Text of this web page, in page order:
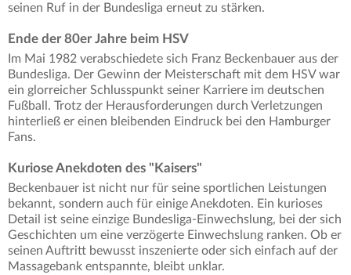
seinen Ruf in der Bundesliga erneut zu stärken.
Ende der 80er Jahre beim HSV
Im Mai 1982 verabschiedete sich Franz Beckenbauer aus der
Bundesliga. Der Gewinn der Meisterschaft mit dem HSV war
ein glorreicher Schlusspunkt seiner Karriere im deutschen
Fußball. Trotz der Herausforderungen durch Verletzungen
hinterließ er einen bleibenden Eindruck bei den Hamburger
Fans.
Kuriose Anekdoten des "Kaisers"
Beckenbauer ist nicht nur für seine sportlichen Leistungen
bekannt, sondern auch für einige Anekdoten. Ein kurioses
Detail ist seine einzige Bundesliga-Einwechslung, bei der sich
Geschichten um eine verzögerte Einwechslung ranken. Ob er
seinen Auftritt bewusst inszenierte oder sich einfach auf der
Massagebank entspannte, bleibt unklar.